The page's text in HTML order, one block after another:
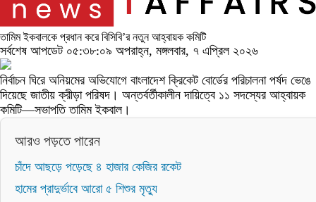
তামিম ইকবালকে প্রধান করে বিসিবি’র নতুন আহ্বায়ক কমিটি
সর্বশেষ আপডেট ০৫:৩৮:০৯ অপরাহ্ন, মঙ্গলবার, ৭ এপ্রিল ২০২৬
নির্বাচন ঘিরে অনিয়মের অভিযোগে বাংলাদেশ ক্রিকেট বোর্ডের পরিচালনা পর্ষদ ভেঙে
দিয়েছে জাতীয় ক্রীড়া পরিষদ। অন্তর্বর্তীকালীন দায়িত্বে ১১ সদস্যের আহ্বায়ক
কমিটি—সভাপতি তামিম ইকবাল।
আরও পড়তে পারেন
চাঁদে আছড়ে পড়েছে ৪ হাজার কেজির রকেট
হামের প্রাদুর্ভাবে আরো ৫ শিশুর মৃত্যু